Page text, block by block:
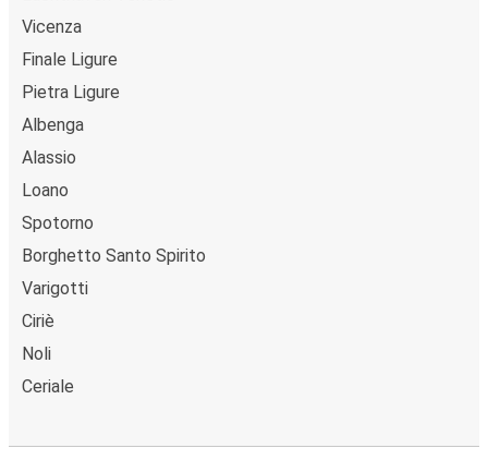
Vicenza
Finale Ligure
Pietra Ligure
Albenga
Alassio
Loano
Spotorno
Borghetto Santo Spirito
Varigotti
Ciriè
Noli
Ceriale